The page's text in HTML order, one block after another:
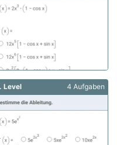
Level 4 Aufgaben